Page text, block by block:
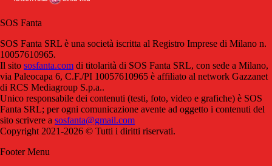
SOS Fanta
SOS Fanta SRL è una società iscritta al Registro Imprese di Milano n.
10057610965.
Il sito sosfanta.com di titolarità di SOS Fanta SRL, con sede a Milano,
via Paleocapa 6, C.F./PI 10057610965 è affiliato al network Gazzanet
di RCS Mediagroup S.p.a..
Unico responsabile dei contenuti (testi, foto, video e grafiche) è SOS
Fanta SRL; per ogni comunicazione avente ad oggetto i contenuti del
sito scrivere a sosfanta@gmail.com
Copyright 2021-2026 © Tutti i diritti riservati.
Footer Menu